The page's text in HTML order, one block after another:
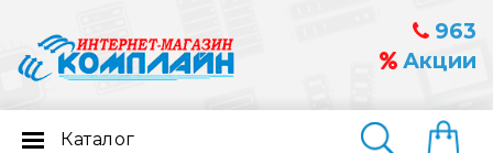
963
Акции
Найти
Каталог